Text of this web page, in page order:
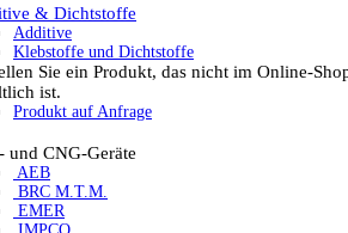
& Dichtstoffe
Additive
Klebstoffe und Dichtstoffe
Sie ein Produkt, das nicht im Online-
ist.
Produkt auf Anfrage
und CNG-Geräte
AEB
BRC M.T.M.
EMER